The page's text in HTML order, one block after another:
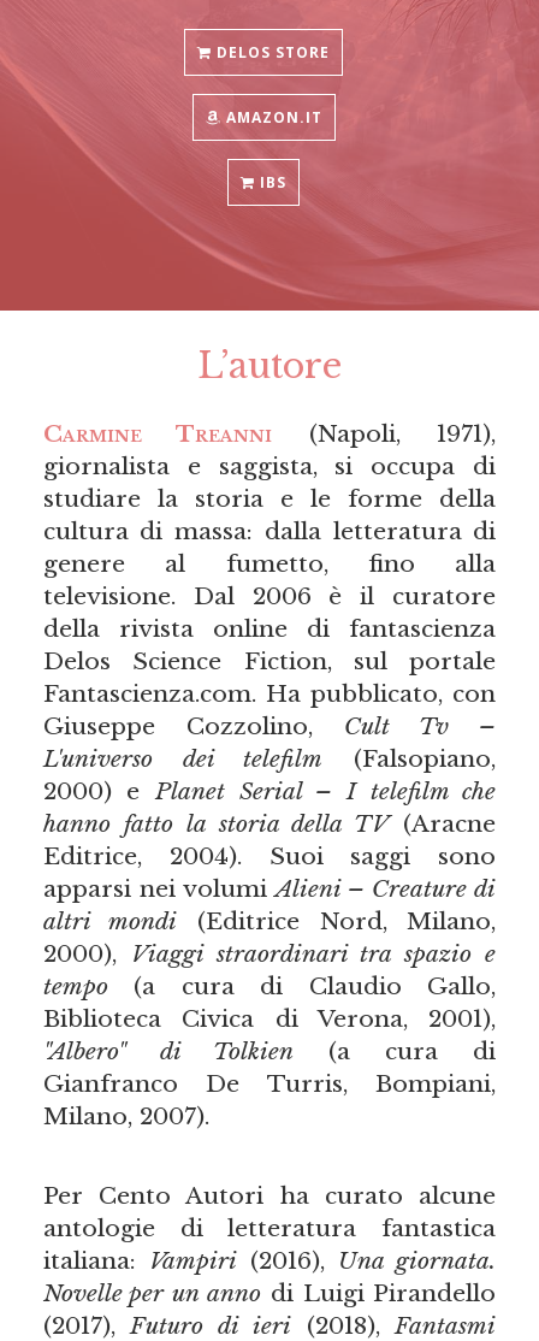
DELOS STORE
AMAZON.IT
IBS
L’autore
Carmine Treanni (Napoli, 1971),
giornalista e saggista, si occupa di
studiare la storia e le forme della
cultura di massa: dalla letteratura di
genere al fumetto, fino alla
televisione. Dal 2006 è il curatore
della rivista online di fantascienza
Delos Science Fiction, sul portale
Fantascienza.com. Ha pubblicato, con
Giuseppe Cozzolino, Cult Tv –
L'universo dei telefilm (Falsopiano,
2000) ePlanet Serial – I telefilm che
hanno fatto la storia della TV(Aracne
Editrice, 2004). Suoi saggi sono
apparsi nei volumiAlieni – Creature di
altri mondi (Editrice Nord, Milano,
2000), Viaggi straordinari tra spazio e
tempo(a cura di Claudio Gallo,
Biblioteca Civica di Verona, 2001),
"Albero" di Tolkien(a cura di
Gianfranco De Turris, Bompiani,
Milano, 2007).
Per Cento Autori ha curato alcune
antologie di letteratura fantastica
italiana: Vampiri(2016), Una giornata.
Novelle per un anno di Luigi Pirandello
(2017),Futuro di ieri(2018),Fantasmi